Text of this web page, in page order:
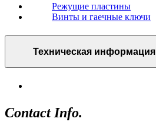
Режущие пластины
Винты и гаечные ключи
Техническая информация
Contact Info.